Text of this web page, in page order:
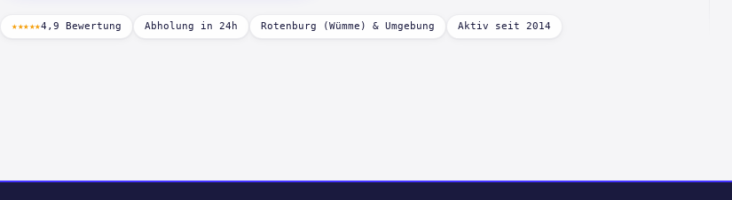
★★★★★4,9 Bewertung Abholung in 24h Rotenburg (Wümme) & Umgebung Aktiv seit 2014